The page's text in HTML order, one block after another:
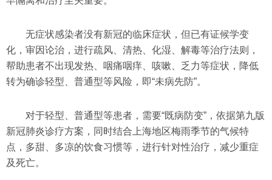
无症状感染者没有新冠的临床症状，但已有证候学变
化，审因论治，进行疏风、清热、化湿、解毒等治疗法则，
帮助患者不出现发热、咽痛咽痒、咳嗽、乏力等症状，降低
转为确诊轻型、普通型等风险，即“未病先防”。
对于轻型、普通型等患者，需要“既病防变”，依据第九版
新冠肺炎诊疗方案，同时结合上海地区梅雨季节的气候特
点，多甜、多凉的饮食习惯等，进行针对性治疗，减少重症
及死亡。